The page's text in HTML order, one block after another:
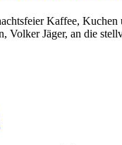
Kaffee,
Volker Jäger, an die